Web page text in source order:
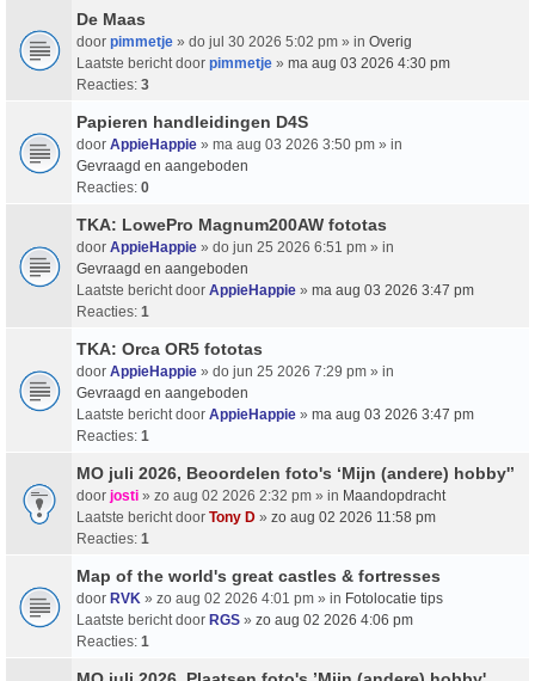
De Maas
door pimmetje » do jul 30 2026 5:02 pm » in Overig
Laatste bericht door pimmetje » ma aug 03 2026 4:30 pm
Reacties: 3
Papieren handleidingen D4S
door AppieHappie » ma aug 03 2026 3:50 pm » in
Gevraagd en aangeboden
Reacties: 0
TKA: LowePro Magnum200AW fototas
door AppieHappie » do jun 25 2026 6:51 pm » in
Gevraagd en aangeboden
Laatste bericht door AppieHappie » ma aug 03 2026 3:47 pm
Reacties: 1
TKA: Orca OR5 fototas
door AppieHappie » do jun 25 2026 7:29 pm » in
Gevraagd en aangeboden
Laatste bericht door AppieHappie » ma aug 03 2026 3:47 pm
Reacties: 1
MO juli 2026, Beoordelen foto's ‘Mijn (andere) hobby'’
door josti » zo aug 02 2026 2:32 pm » in Maandopdracht
Laatste bericht door Tony D » zo aug 02 2026 11:58 pm
Reacties: 1
Map of the world's great castles & fortresses
door RVK » zo aug 02 2026 4:01 pm » in Fotolocatie tips
Laatste bericht door RGS » zo aug 02 2026 4:06 pm
Reacties: 1